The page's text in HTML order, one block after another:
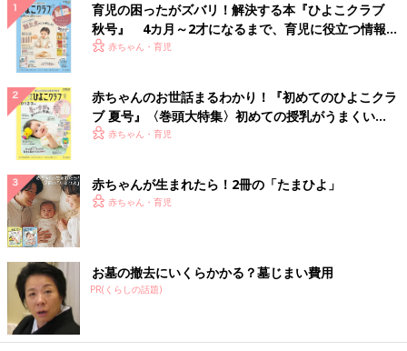
育児の困ったがズバリ！解決する本『ひよこクラブ
秋号』 4カ月～2才になるまで、育児に役立つ情報が
いっぱい！
赤ちゃん・育児
赤ちゃんのお世話まるわかり！『初めてのひよこクラ
ブ 夏号』〈巻頭大特集〉初めての授乳がうまくい
く！ おっぱい・ミルクの基本と夏のトラブル 解決テ
赤ちゃん・育児
赤ちゃんが生まれたら！2冊の「たまひよ」
赤ちゃん・育児
お墓の撤去にいくらかかる？墓じまい費用
PR(くらしの話題)